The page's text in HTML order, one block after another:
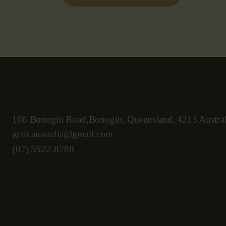
106 Bonogin Road,Bonogin, Queensland, 4213
gcdr.australia@gmail.com
(07) 5522-8788